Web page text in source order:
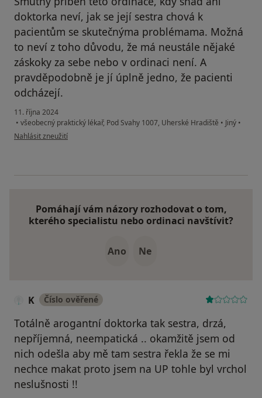
doktorka neví, jak se její sestra chová k
pacientům se skutečnýma problémama. Možná
to neví z toho důvodu, že má neustále nějaké
záskoky za sebe nebo v ordinaci není. A
pravděpodobně je jí úplně jedno, že pacienti
odcházejí.
11. října 2024
• všeobecný praktický lékař, Pod Svahy 1007, Uherské Hradiště • Jiný •
podle názoru uživatele Pacient
Nahlásit zneužití
Pomáhají vám názory rozhodovat o tom,
kterého specialistu nebo ordinaci navštívit?
Ano Ne
K Číslo ověřené
Totálně arogantní doktorka tak sestra, drzá,
nepříjemná, neempatická .. okamžitě jsem od
nich odešla aby mě tam sestra řekla že se mi
nechce makat proto jsem na UP tohle byl vrchol
neslušnosti !!